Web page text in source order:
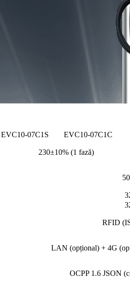
EVC10-07C1S EVC10-07C1C
230±10% (1 fază)
RFID
LAN (opțional) + 4G
OCPP 1.6 JSON